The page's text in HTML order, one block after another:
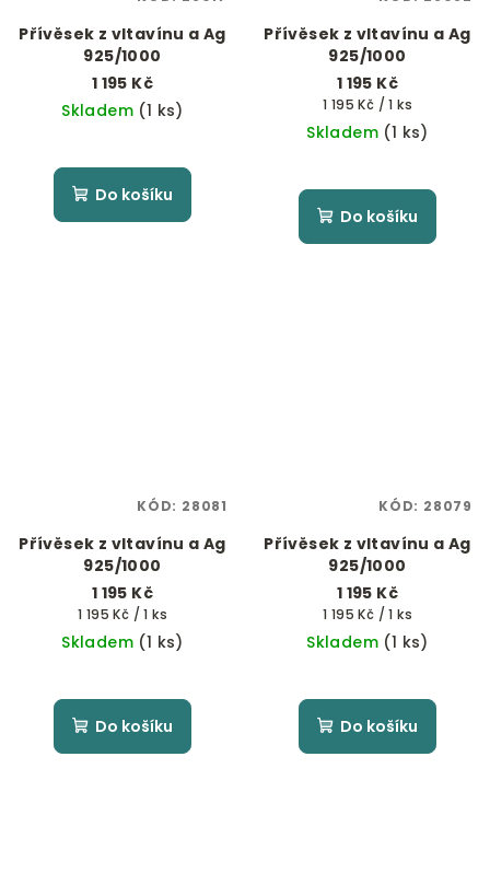
Přívěsek z vltavínu a Ag
925/1000
1 195 Kč
Skladem (1 ks)
Do košíku
Přívěsek z vltavínu a Ag
925/1000
1 195 Kč
Měrná
cena:
1 195 Kč / 1 ks
Skladem (1 ks)
Do košíku
Přívěsek z vltavínu a Ag
925/1000
1 195 Kč
Měrná
cena:
1 195 Kč / 1 ks
Skladem (1 ks)
Do košíku
KÓD: 28081
Přívěsek z vltavínu a Ag
925/1000
1 195 Kč
Měrná
cena:
1 195 Kč / 1 ks
Skladem (1 ks)
Do košíku
KÓD: 28079